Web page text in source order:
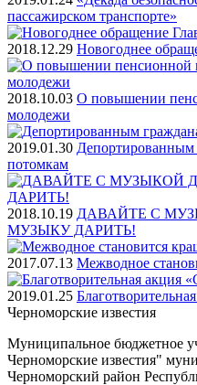
пассажирском транспорте»
2018.12.29 Новогоднее
2018.10.03 О повышении
молодежи
2019.01.30 Депортированным
потомкам
2018.10.19 ДАВАЙТЕ С
МУЗЫКУ ДАРИТЬ!
2017.07.13 Межводное
2019.01.25
Черноморские известия
Муниципальное бюджетное
Черноморские известия"
Черноморский район